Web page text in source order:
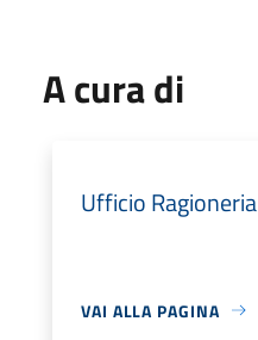
A cura di
Ufficio Ragioneria
VAI ALLA PAGINA